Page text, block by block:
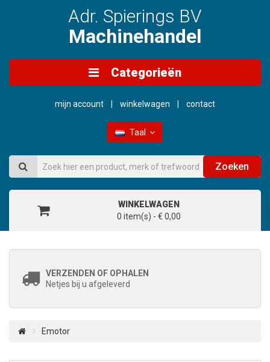
Adr. Spierings BV
Machinehandel
Categorieën
mijn account winkelwagen contact
Taal
Zoeken
WINKELWAGEN
0 item(s) - € 0,00
VERZENDEN OF OPHALEN
Netjes bij u afgeleverd
Emotor